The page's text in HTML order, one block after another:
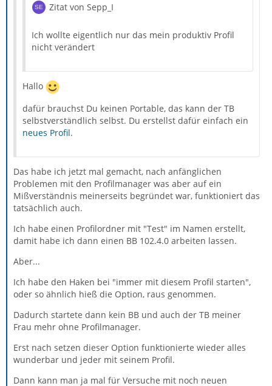
Zitat von Sepp_I
Ich wollte eigentlich nur das mein produktiv Profil
nicht verändert
Hallo
dafür brauchst Du keinen Portable, das kann der TB
selbstverständlich selbst. Du erstellst dafür einfach ein
neues Profil.
Das habe ich jetzt mal gemacht, nach anfänglichen
Problemen mit den Profilmanager was aber auf ein
Mißverständnis meinerseits begründet war, funktioniert das
tatsächlich auch.
Ich habe einen Profilordner mit "Test" im Namen erstellt,
damit habe ich dann einen BB 102.4.0 arbeiten lassen.
Aber...
Ich habe den Haken bei "immer mit diesem Profil starten",
oder so ähnlich hieß die Option, raus genommen.
Dadurch startete dann kein BB und auch der TB meiner
Frau mehr ohne Profilmanager.
Erst nach setzen dieser Option funktionierte wieder alles
wunderbar und jeder mit seinem Profil.
Dann kann man ja mal für Versuche mit noch neuen